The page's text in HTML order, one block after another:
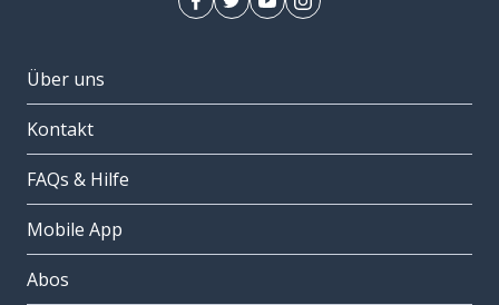
Über uns
Kontakt
FAQs & Hilfe
Mobile App
Abos